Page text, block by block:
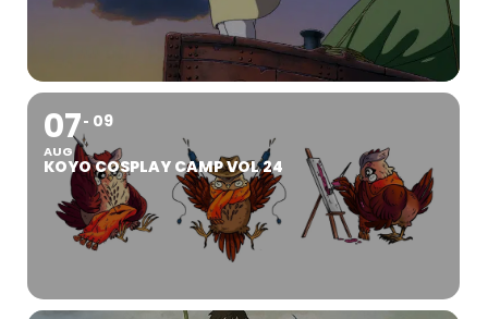
07
AUG
09
KOYO COSPLAY CAMP VOL 24